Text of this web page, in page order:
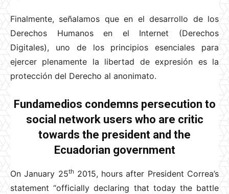
Finalmente, señalamos que en el desarrollo de los
Derechos Humanos en el Internet (Derechos
Digitales), uno de los principios esenciales para
ejercer plenamente la libertad de expresión es la
protección del Derecho al anonimato.
Fundamedios condemns persecution to
social network users who are critic
towards the president and the
Ecuadorian government
On January 25th2015, hours after President Correa’s
statement “officially declaring that today the battle